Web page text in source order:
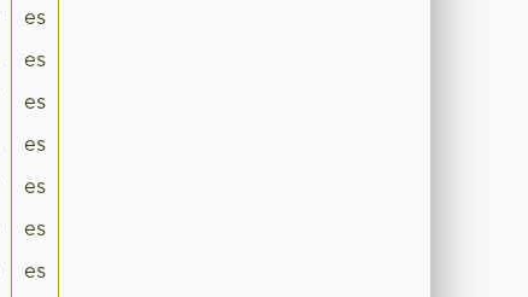
es
es
es
es
es
es
es